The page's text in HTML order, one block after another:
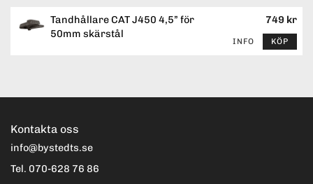
Tandhållare CAT J450 4,5” för
50mm skärstål
749 kr
INFO KÖP
Kontakta oss
info@bystedts.se
Tel. 070-628 76 86